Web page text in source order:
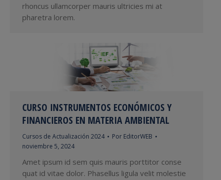
rhoncus ullamcorper mauris ultricies mi at
pharetra lorem.
CURSO INSTRUMENTOS ECONÓMICOS Y
FINANCIEROS EN MATERIA AMBIENTAL
Cursos de Actualización 2024 Por EditorWEB
noviembre 5, 2024
Amet ipsum id sem quis mauris porttitor conse
quat id vitae dolor. Phasellus ligula velit molestie